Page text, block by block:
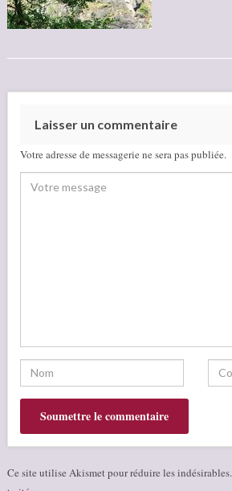
Laisser un commentaire
Votre adresse de messagerie ne sera pas publiée.
Ce site utilise Akismet pour réduire les indésirables.